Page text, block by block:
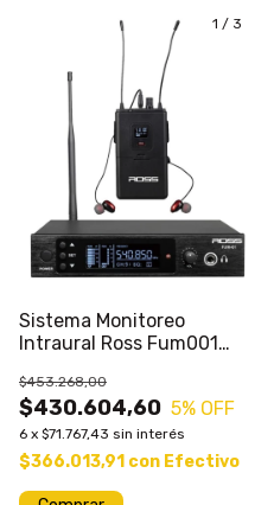
1 / 3
Sistema Monitoreo
Intraural Ross Fum001
$430.604,60
$453.268,00
5% OFF
6 x $71.767,43 sin interés
$366.013,91 con Efectivo